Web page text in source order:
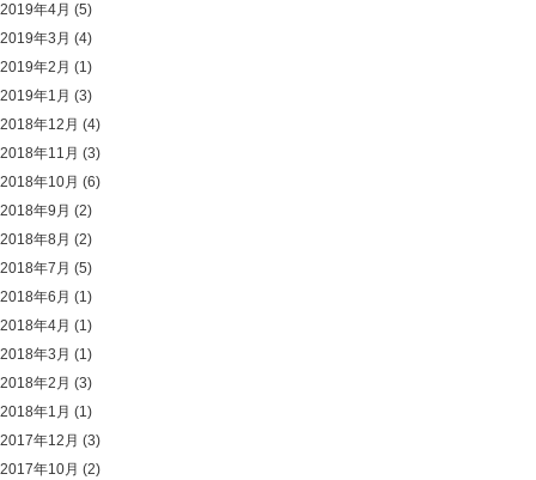
2019年4月 (5)
2019年3月 (4)
2019年2月 (1)
2019年1月 (3)
2018年12月 (4)
2018年11月 (3)
2018年10月 (6)
2018年9月 (2)
2018年8月 (2)
2018年7月 (5)
2018年6月 (1)
2018年4月 (1)
2018年3月 (1)
2018年2月 (3)
2018年1月 (1)
2017年12月 (3)
2017年10月 (2)